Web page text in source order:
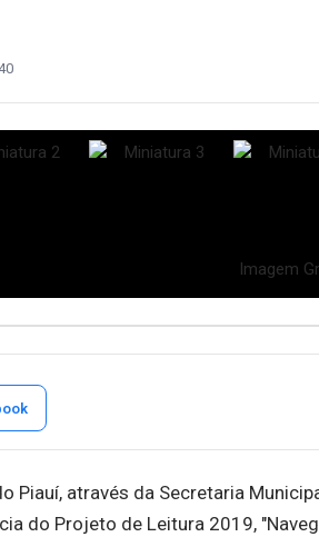
Piauí, através da Secretaria
do Projeto de Leitura 2019,